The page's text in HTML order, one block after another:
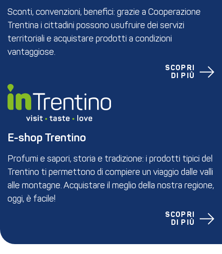
Sconti, convenzioni, benefici: grazie a Cooperazione
Trentina i cittadini possono usufruire dei servizi
territoriali e acquistare prodotti a condizioni
vantaggiose.
SCOPRI
DI PIÙ
E-shop Trentino
Profumi e sapori, storia e tradizione: i prodotti tipici del
Trentino ti permettono di compiere un viaggio dalle valli
alle montagne. Acquistare il meglio della nostra regione,
oggi, è facile!
SCOPRI
DI PIÙ